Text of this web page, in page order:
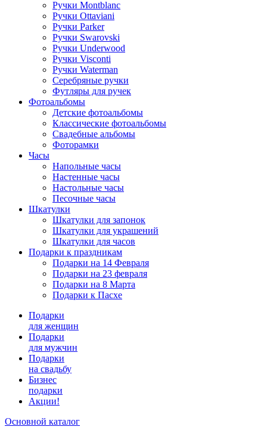
Ручки Montblanc
Ручки Ottaviani
Ручки Parker
Ручки Swarovski
Ручки Underwood
Ручки Visconti
Ручки Waterman
Серебряные ручки
Футляры для ручек
Фотоальбомы
Детские фотоальбомы
Классические фотоальбомы
Свадебные альбомы
Фоторамки
Часы
Напольные часы
Настенные часы
Настольные часы
Песочные часы
Шкатулки
Шкатулки для запонок
Шкатулки для украшений
Шкатулки для часов
Подарки к праздникам
Подарки на 14 Февраля
Подарки на 23 февраля
Подарки на 8 Марта
Подарки к Пасхе
Подарки
для женщин
Подарки
для мужчин
Подарки
на свадьбу
Бизнес
подарки
Акции!
Основной каталог